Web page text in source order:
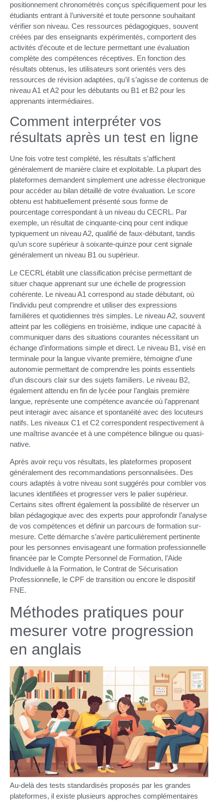
positionnement chronométrés conçus spécifiquement pour les
étudiants entrant à l’université et toute personne souhaitant
vérifier son niveau. Ces ressources pédagogiques, souvent
créées par des enseignants expérimentés, comportent des
activités d’écoute et de lecture permettant une évaluation
complète des compétences réceptives. En fonction des
résultats obtenus, les utilisateurs sont orientés vers des
ressources de révision adaptées, qu’il s’agisse de contenus de
niveau A1 et A2 pour les débutants ou B1 et B2 pour les
apprenants intermédiaires.
Comment interpréter vos
résultats après un test en ligne
Une fois votre test complété, les résultats s’affichent
généralement de manière claire et exploitable. La plupart des
plateformes demandent simplement une adresse électronique
pour accéder au bilan détaillé de votre évaluation. Le score
obtenu est habituellement présenté sous forme de
pourcentage correspondant à un niveau du CECRL. Par
exemple, un résultat de cinquante-cinq pour cent indique
typiquement un niveau A2, qualifié de faux-débutant, tandis
qu’un score supérieur à soixante-quinze pour cent signale
généralement un niveau B1 ou supérieur.
Le CECRL établit une classification précise permettant de
situer chaque apprenant sur une échelle de progression
cohérente. Le niveau A1 correspond au stade débutant, où
l’individu peut comprendre et utiliser des expressions
familières et quotidiennes très simples. Le niveau A2, souvent
atteint par les collégiens en troisième, indique une capacité à
communiquer dans des situations courantes nécessitant un
échange d’informations simple et direct. Le niveau B1, visé en
terminale pour la langue vivante première, témoigne d’une
autonomie permettant de comprendre les points essentiels
d’un discours clair sur des sujets familiers. Le niveau B2,
également attendu en fin de lycée pour l’anglais première
langue, représente une compétence avancée où l’apprenant
peut interagir avec aisance et spontanéité avec des locuteurs
natifs. Les niveaux C1 et C2 correspondent respectivement à
une maîtrise avancée et à une compétence bilingue ou quasi-
native.
Après avoir reçu vos résultats, les plateformes proposent
généralement des recommandations personnalisées. Des
cours adaptés à votre niveau sont suggérés pour combler vos
lacunes identifiées et progresser vers le palier supérieur.
Certains sites offrent également la possibilité de réserver un
bilan pédagogique avec des experts pour approfondir l’analyse
de vos compétences et définir un parcours de formation sur-
mesure. Cette démarche s’avère particulièrement pertinente
pour les personnes envisageant une formation professionnelle
financée par le Compte Personnel de Formation, l’Aide
Individuelle à la Formation, le Contrat de Sécurisation
Professionnelle, le CPF de transition ou encore le dispositif
FNE.
Méthodes pratiques pour
mesurer votre progression
en anglais
Au-delà des tests standardisés proposés par les grandes
plateformes, il existe plusieurs approches complémentaires